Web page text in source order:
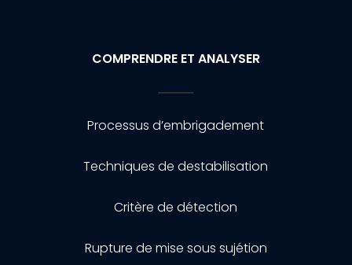
COMPRENDRE ET ANALYSER
Processus d’embrigadement
Techniques de destabilisation
Critère de détection
Rupture de mise sous sujétion